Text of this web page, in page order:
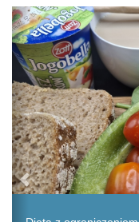
Previous